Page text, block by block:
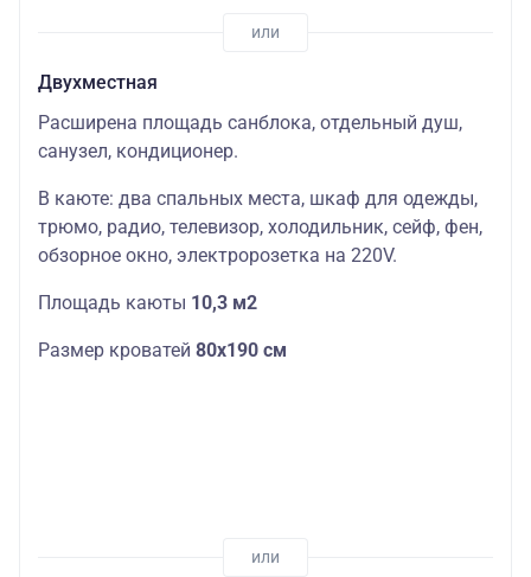
Двухместная
Расширена площадь санблока, отдельный душ,
санузел, кондиционер.
В каюте: два спальных места, шкаф для одежды,
трюмо, радио, телевизор, холодильник, сейф, фен,
обзорное окно, электророзетка на 220V.
Площадь каюты 10,3 м2
Размер кроватей 80х190 см